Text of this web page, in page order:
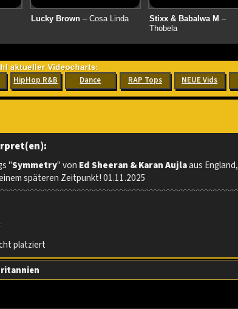
Lucky Brown– Cosa Linda Stixx & Babalwa M –
Thobela
HipHop R&B Dance RAP Tops NEUE Vids
"Symmetry" von Ed Sheeran & Karan Aujlaaus England,
späteren Zeitpunkt! 01.11.2025
platziert